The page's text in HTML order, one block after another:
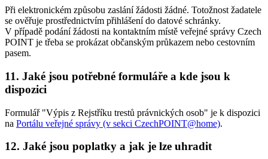
Při elektronickém způsobu zaslání žádosti žádné. Totožnost žadatele
se ověřuje prostřednictvím přihlášení do datové schránky.
V případě podání žádosti na kontaktním místě veřejné správy Czech
POINT je třeba se prokázat občanským průkazem nebo cestovním
pasem.
11. Jaké jsou potřebné formuláře a kde jsou k
dispozici
Formulář "Výpis z Rejstříku trestů právnických osob" je k dispozici
na Portálu veřejné správy (v sekci CzechPOINT@home).
12. Jaké jsou poplatky a jak je lze uhradit